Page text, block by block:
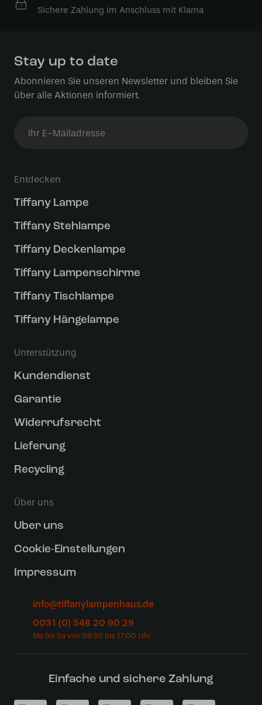
Sichere Zahlung im Anschluss mit Klarna
Stay up to date
Abonnieren Sie unseren Newsletter und bleiben Sie
über alle Aktionen informiert.
Entdecken
Tiffany Lampe
Tiffany Stehlampe
Tiffany Deckenlampe
Tiffany Lampenschirme
Tiffany Tischlampe
Tiffany Hängelampe
Unterstützung
Kundendienst
Garantie
Widerrufsrecht
Lieferung
Recycling
Über uns
Uber uns
Cookie-Einstellungen
Impressum
info@tiffanylampenhaus.de
0031 (0) 548 20 90 29
Einfache und sichere Zahlung